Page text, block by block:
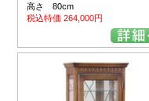
高さ 80cm
税込特価 264,000円